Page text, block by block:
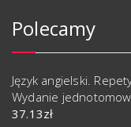
Polecamy
Język angielski.
Wydanie
37.13zł